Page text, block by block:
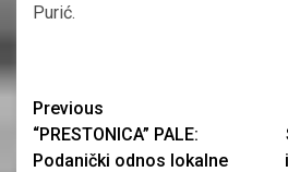
Purić.
Continue
Reading
Previous
“PRESTONICA” PALE:
Podanički odnos lokalne